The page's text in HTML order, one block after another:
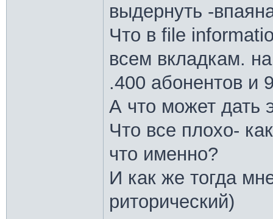
выдернуть -
Что в file
всем вкладкам.
.400 абонентов и
А что может дать
Что все плохо-
что именно?
И как же тогда
риторический)